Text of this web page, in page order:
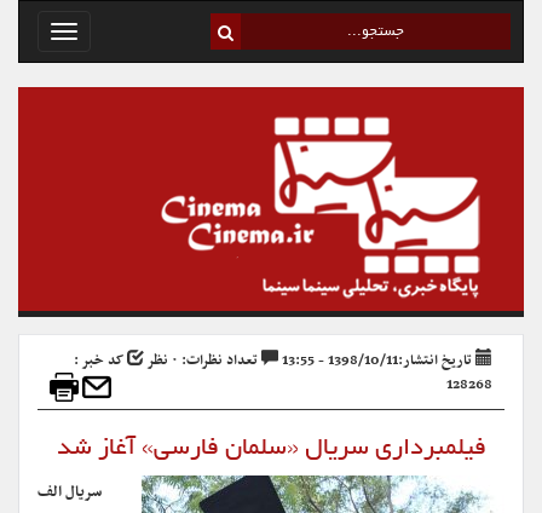
Toggle
تاریخ انتشار:1398/10/11 - 13:55 تعداد نظرات: ۰ نظر
کد خبر :
128268
فیلمبرداری سریال «سلمان فارسی» آغاز شد
سریال الف